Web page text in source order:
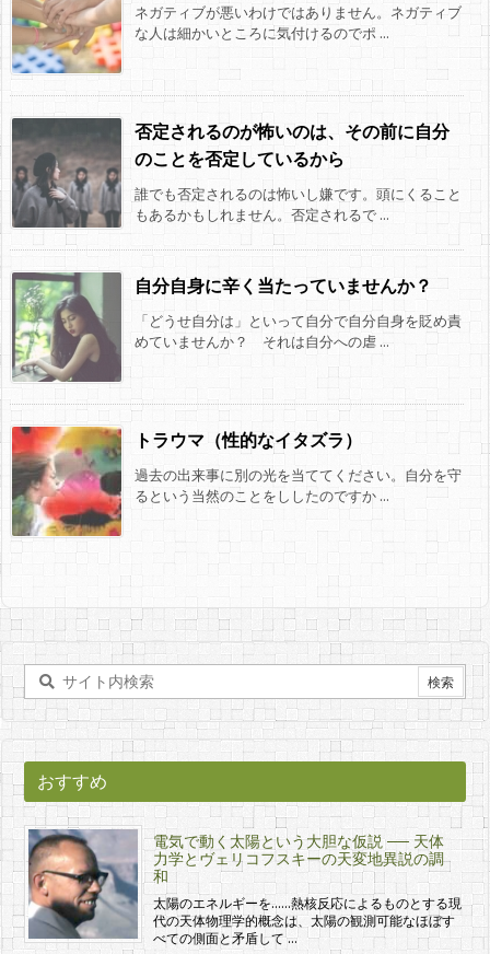
ネガティブが悪いわけではありません。ネガティブ
な人は細かいところに気付けるのでポ ...
否定されるのが怖いのは、その前に自分
のことを否定しているから
誰でも否定されるのは怖いし嫌です。頭にくること
もあるかもしれません。否定されるで ...
自分自身に辛く当たっていませんか？
「どうせ自分は」といって自分で自分自身を貶め責
めていませんか？ それは自分への虐 ...
トラウマ（性的なイタズラ）
過去の出来事に別の光を当ててください。自分を守
るという当然のことをししたのですか ...
おすすめ
電気で動く太陽という大胆な仮説 ── 天体
力学とヴェリコフスキーの天変地異説の調
和
太陽のエネルギーを……熱核反応によるものとする現
代の天体物理学的概念は、太陽の観測可能なほぼす
べての側面と矛盾して …